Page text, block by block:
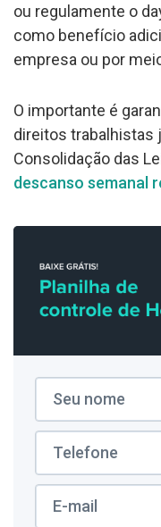
ou regulamente o
como benefício
empresa ou por
O importante é
direitos trabalhistas
Consolidação das
descanso semanal